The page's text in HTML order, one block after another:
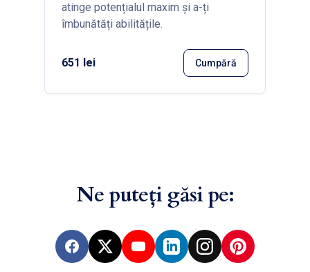
atinge potențialul maxim și a-ți
îmbunătăți abilitățile.
651 lei Cumpără
Ne puteți găsi pe:
Facebook
X YouTubeLinkedInInstagramPinterest